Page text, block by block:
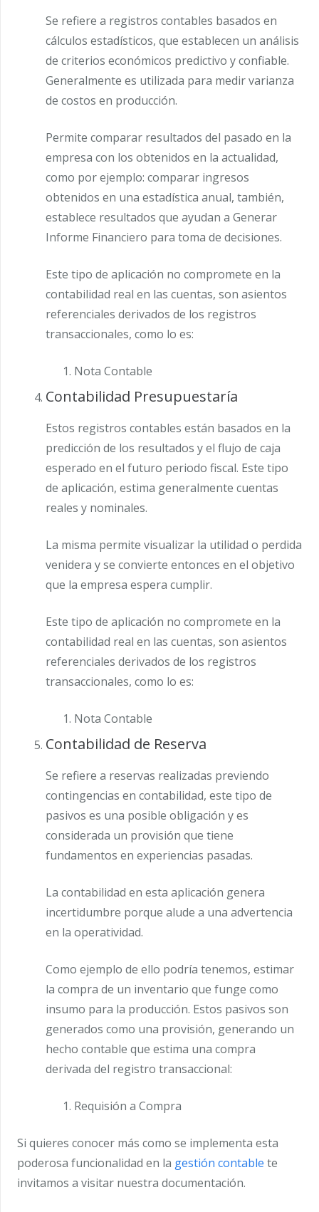
Se refiere a registros contables basados en
cálculos estadísticos, que establecen un análisis
de criterios económicos predictivo y confiable.
Generalmente es utilizada para medir varianza
de costos en producción.
Permite comparar resultados del pasado en la
empresa con los obtenidos en la actualidad,
como por ejemplo: comparar ingresos
obtenidos en una estadística anual, también,
establece resultados que ayudan a Generar
Informe Financiero para toma de decisiones.
Este tipo de aplicación no compromete en la
contabilidad real en las cuentas, son asientos
referenciales derivados de los registros
transaccionales, como lo es:
Nota Contable
Contabilidad Presupuestaría
Estos registros contables están basados en la
predicción de los resultados y el flujo de caja
esperado en el futuro periodo fiscal. Este tipo
de aplicación, estima generalmente cuentas
reales y nominales.
La misma permite visualizar la utilidad o perdida
venidera y se convierte entonces en el objetivo
que la empresa espera cumplir.
Este tipo de aplicación no compromete en la
contabilidad real en las cuentas, son asientos
referenciales derivados de los registros
transaccionales, como lo es:
Nota Contable
Contabilidad de Reserva
Se refiere a reservas realizadas previendo
contingencias en contabilidad, este tipo de
pasivos es una posible obligación y es
considerada un provisión que tiene
fundamentos en experiencias pasadas.
La contabilidad en esta aplicación genera
incertidumbre porque alude a una advertencia
en la operatividad.
Como ejemplo de ello podría tenemos, estimar
la compra de un inventario que funge como
insumo para la producción. Estos pasivos son
generados como una provisión, generando un
hecho contable que estima una compra
derivada del registro transaccional:
Requisión a Compra
Si quieres conocer más como se implementa esta
poderosa funcionalidad en la gestión contable te
invitamos a visitar nuestra documentación.